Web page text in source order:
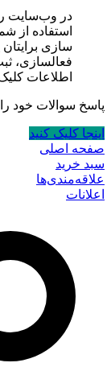
در وب‌سایت
استفاده از
سازی
فعالسازی،
اطلاعات
پاسخ سوالات خود را
اینجا کلیک کنید
صفحه اصلی
سبد خرید
علاقه‌مندی‌ها
اعلانات